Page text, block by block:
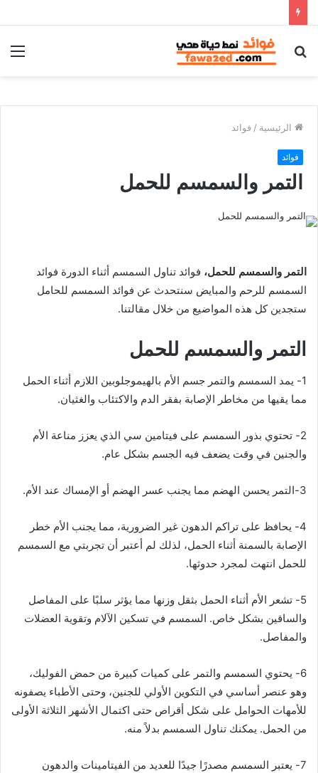
بحث
الرئيسية / فوائد
فوائد
التمر والسمسم للحمل
التمر والسمسم للحمل، فوائد تناول السمسم أثناء الدورة فوائد
السمسم للرحم والمبايض سنتحدث عن فوائد السمسم للحامل
ستجدين كل هذه المواضيع من خلال مقالتنا.
التمر والسمسم للحمل
1- يمد السمسم والتمر جسم الأم بالهيموجلوبين اللازم أثناء الحمل
مما يقيها من مخاطر الإصابة بفقر الدم والاكتئاب والغثيان.
2- تحتوي بذور السمسم على فيتامين سي الذي يعزز مناعة الأم
والجنين في وقت يضعف فيه الجسم بشكل عام.
3-التمر يحسن الهضم مما يجنب عسر الهضم أو الإمساك عند الأم.
4- يحافظ على تراكم الدهون غير الضرورية، مما يجنب الأم خطر
الإصابة بالسمنة أثناء الحمل، لذلك لم أعتبر أن تجربتي مع السمسم
للحمل انتهت لمجرد حدوثها.
5- تشعر الأم أثناء الحمل بثقل وزنها مما يؤثر سلبًا على المفاصل
والساقين بشكل خاص. السمسم في تسكين الآلام وتقوية العضلات
والمفاصل.
6- يحتوي السمسم والتمر على كميات كبيرة من حمض الفوليك،
وهو عنصر أساسي في التكوين الأولي للجنين، وحتى الأطباء يصفونه
للأمهات الحوامل على شكل أقراص حتى اكتمال الأشهر الثلاثة الأولى
من الحمل. يمكنك تناول السمسم بدلاً منه.
7- يعتبر السمسم مصدرًا جيدًا للعديد من الفيتامينات والدهون